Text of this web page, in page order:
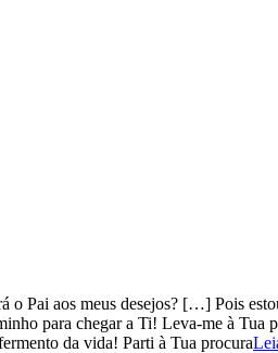
o Pai aos meus desejos? […] Pois
para chegar a Ti! Leva-me à
da vida! Parti à Tua procura